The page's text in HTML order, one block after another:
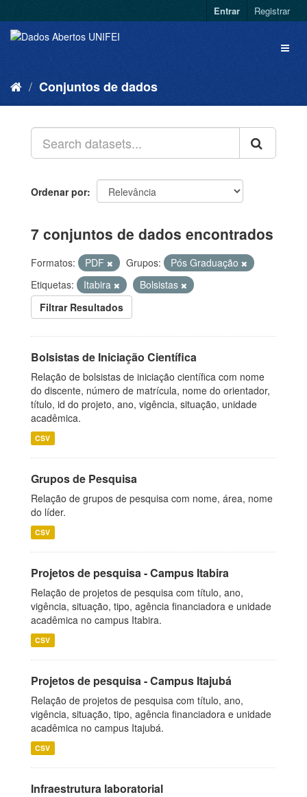
Entrar Registrar
Conjuntos de dados
Ordenar por
7 conjuntos de dados encontrados
Formatos: PDF Grupos:
Pós Graduação
Etiquetas:
Itabira
Bolsistas
Filtrar Resultados
Bolsistas de Iniciação Científica
Relação de bolsistas de iniciação científica com nome
do discente, número de matrícula, nome do orientador,
título, id do projeto, ano, vigência, situação, unidade
acadêmica.
CSV
Grupos de Pesquisa
Relação de grupos de pesquisa com nome, área, nome
do líder.
CSV
Projetos de pesquisa - Campus Itabira
Relação de projetos de pesquisa com título, ano,
vigência, situação, tipo, agência financiadora e unidade
acadêmica no campus Itabira.
CSV
Projetos de pesquisa - Campus Itajubá
Relação de projetos de pesquisa com título, ano,
vigência, situação, tipo, agência financiadora e unidade
acadêmica no campus Itajubá.
CSV
Infraestrutura laboratorial